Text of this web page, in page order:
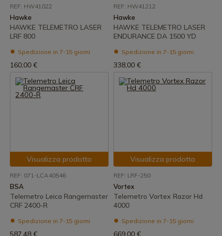
REF: HW41022
Hawke
HAWKE TELEMETRO LASER
LRF 800
Spedizione in 7-15 giorni
160,00 €
REF: HW41212
Hawke
HAWKE TELEMETRO LASER
ENDURANCE DA 1500 YD
Spedizione in 7-15 giorni
338,00 €
Visualizza prodotto
REF: 071-LCA40546
BSA
Telemetro Leica Rangemaster
CRF 2400-R
Spedizione in 7-15 giorni
587,48 €
Visualizza prodotto
REF: LRF-250
Vortex
Telemetro Vortex Razor Hd
4000
Spedizione in 7-15 giorni
669,00 €